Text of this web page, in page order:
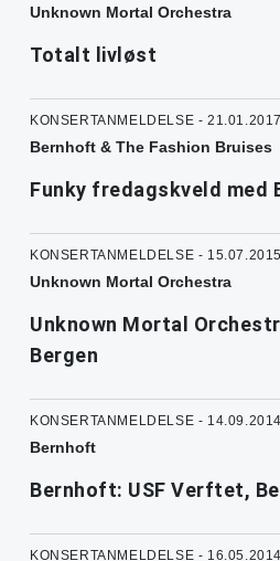
Unknown Mortal Orchestra
Totalt livløst
KONSERTANMELDELSE - 21.01.2017
Bernhoft & The Fashion Bruises
Funky fredagskveld med
KONSERTANMELDELSE - 15.07.2015
Unknown Mortal Orchestra
Unknown Mortal
Bergen
KONSERTANMELDELSE - 14.09.2014
Bernhoft
Bernhoft: USF Verftet,
KONSERTANMELDELSE - 16.05.2014